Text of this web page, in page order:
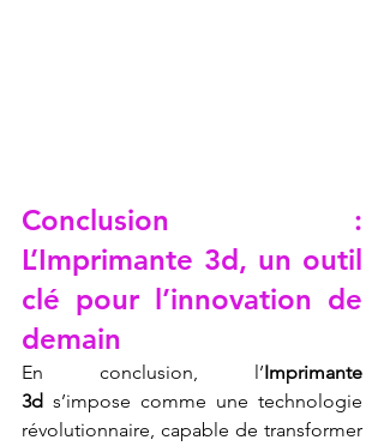
Conclusion :
L’Imprimante 3d, un outil
clé pour l’innovation de
demain
En conclusion, l’Imprimante
3d s’impose comme une technologie
révolutionnaire, capable de transformer